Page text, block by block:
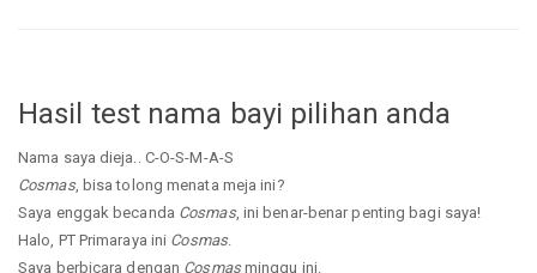
Hasil test nama bayi pilihan anda
Nama saya dieja.. C-O-S-M-A-S
Cosmas, bisa tolong menata meja ini?
Saya enggak becanda Cosmas, ini benar-benar penting bagi saya!
Halo, PT Primaraya ini Cosmas.
Saya berbicara dengan Cosmasminggu ini.